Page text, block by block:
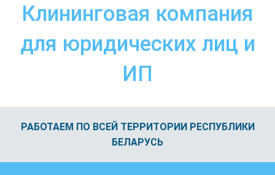
Клининговая компания
для юридических лиц и
ИП
РАБОТАЕМ ПО ВСЕЙ ТЕРРИТОРИИ РЕСПУБЛИКИ
БЕЛАРУСЬ